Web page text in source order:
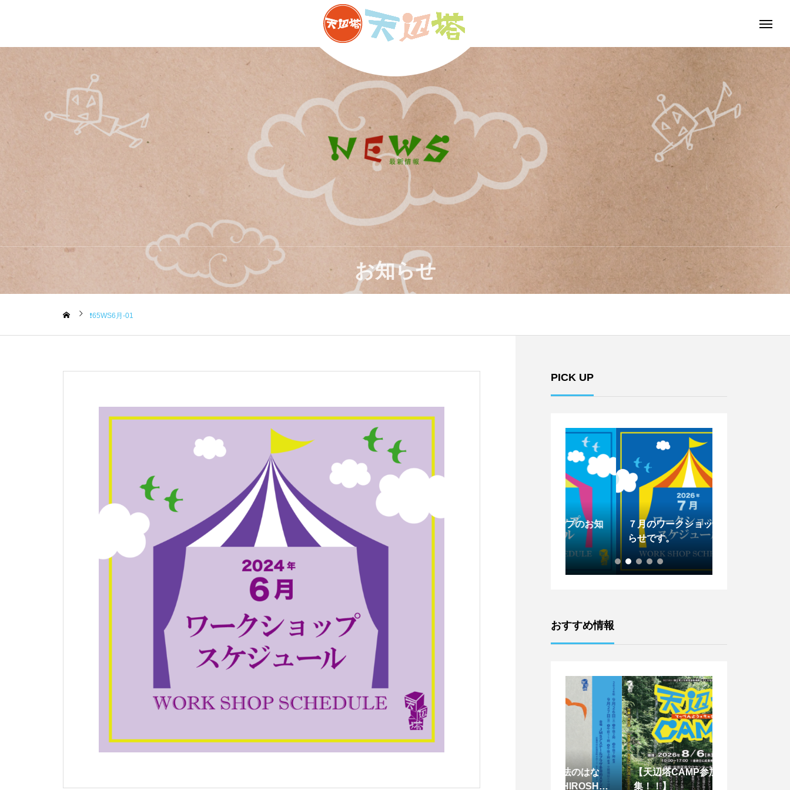
お知らせ
❗️65WS6月-01
PICK UP
4月のワークショップのお知
らせです。
７月のワークショップのお知
らせです。
おすすめ情報
ークショップ開催！！】
し』凪の演劇祭〜HIROSHIM
【天辺塔CAMP参加者募
集！！】